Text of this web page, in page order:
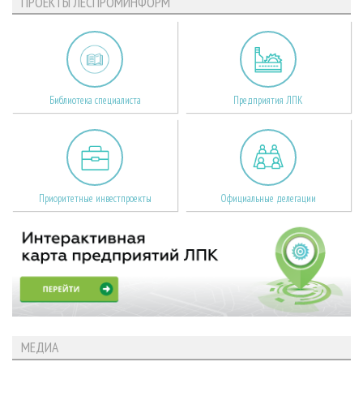
Библиотека специалиста Предприятия ЛПК
Приоритетные инвестпроекты Официальные делегации
МЕДИА